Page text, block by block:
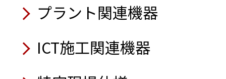
プラント関連機器
ICT施工関連機器